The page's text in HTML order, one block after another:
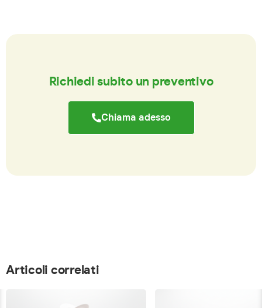
Richiedi subito un preventivo
Chiama adesso
Articoli correlati